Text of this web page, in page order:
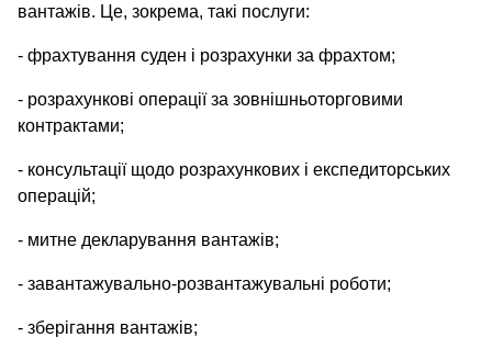
вантажів. Це, зокрема, такі послуги:
- фрахтування суден і розрахунки за фрахтом;
- розрахункові операції за зовнішньоторговими
контрактами;
- консультації щодо розрахункових і експедиторських
операцій;
- митне декларування вантажів;
- завантажувально-розвантажувальні роботи;
- зберігання вантажів;